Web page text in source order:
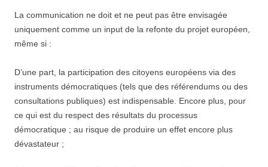
La communication ne doit et ne peut pas être envisagée
uniquement comme un input de la refonte du projet européen,
même si :
D’une part, la participation des citoyens européens via des
instruments démocratiques (tels que des référendums ou des
consultations publiques) est indispensable. Encore plus, pour
ce qui est du respect des résultats du processus
démocratique ; au risque de produire un effet encore plus
dévastateur ;